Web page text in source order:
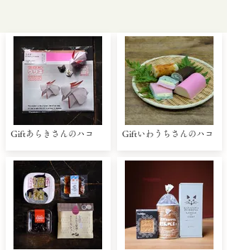
Giftあらきさんのハコ Giftいわうちさんのハコ